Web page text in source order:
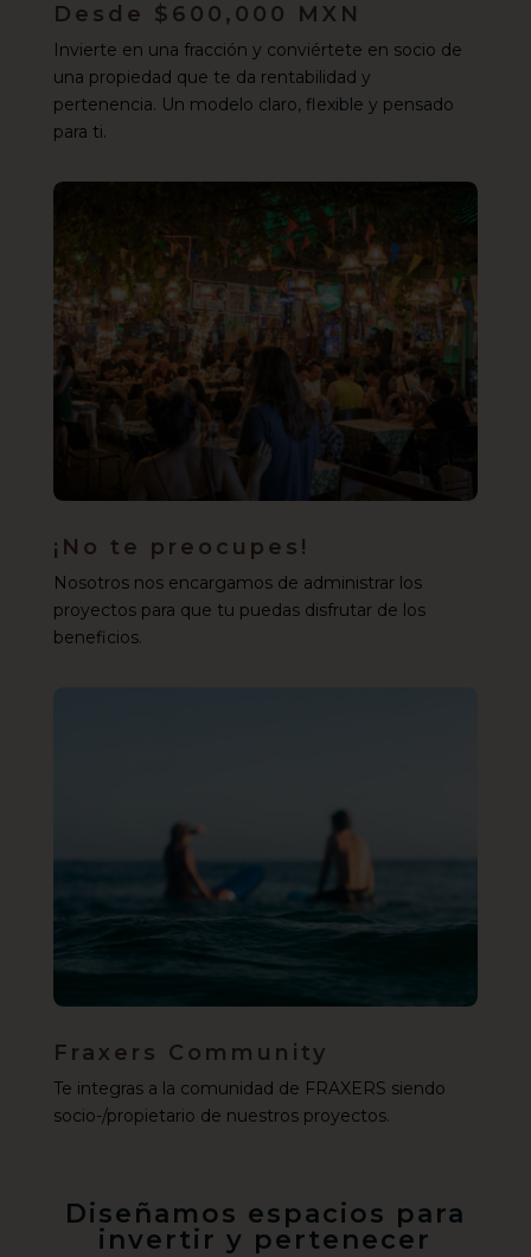
Desde $600,000 MXN
Invierte en una fracción y conviértete en socio de
una propiedad que te da rentabilidad y
pertenencia. Un modelo claro, flexible y pensado
para ti.
¡No te preocupes!
Nosotros nos encargamos de administrar los
proyectos para que tu puedas disfrutar de los
beneficios.
Fraxers Community
Te integras a la comunidad de FRAXERS siendo
socio-/propietario de nuestros proyectos.
Diseñamos espacios para
invertir y pertenecer